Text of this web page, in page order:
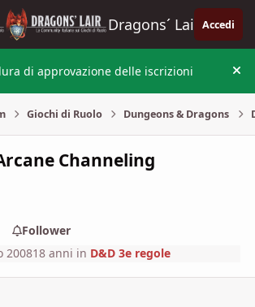
Dragons´ Lair Accedi
di approvazione delle iscrizioni
Giochi di Ruolo Dungeons & Dragons
Channeling
Follower
200818 anni in D&D 3e regole